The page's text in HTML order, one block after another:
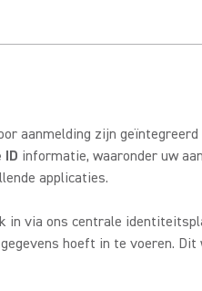
aanmelding zijn
ID informatie, waaronder uw
applicaties.
in via ons centrale
hoeft in te voeren.